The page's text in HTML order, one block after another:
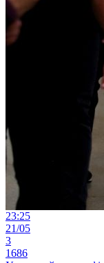
23:25
21/05
3
1686